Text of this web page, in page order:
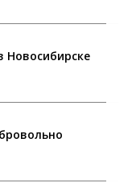
Новосибирске